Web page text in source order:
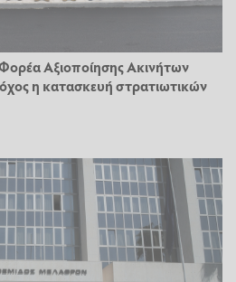
Αξιοποίησης Ακινήτων
η κατασκευή στρατιωτικών